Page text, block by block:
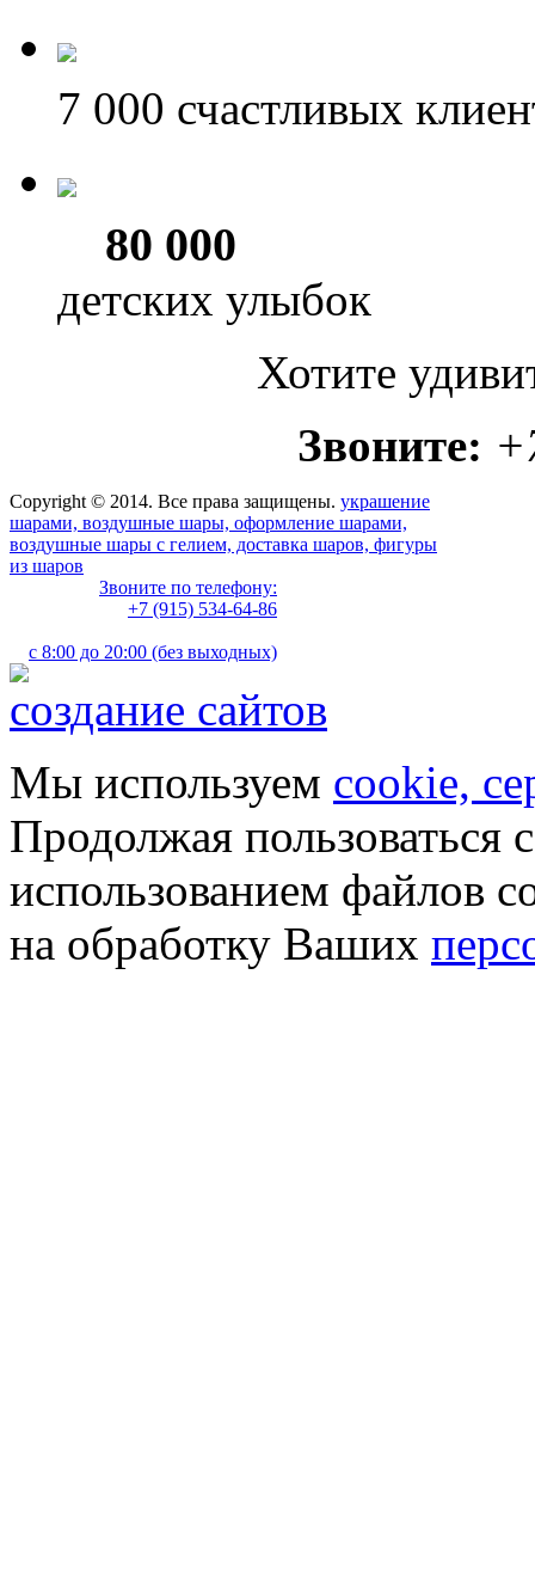
7 000 счастливых
80 000
детских улыбок
Хотите
Звоните:
Copyright © 2014. Все права защищены. украшение
шарами, воздушные шары, оформление шарами,
воздушные шары с гелием, доставка шаров, фигуры
из шаров
Звоните по телефону:
+7 (915) 534-64-86
с 8:00 до 20:00 (без выходных)
создание сайтов
Мы используем cookie,
Продолжая пользоваться
использованием файлов
на обработку Ваших